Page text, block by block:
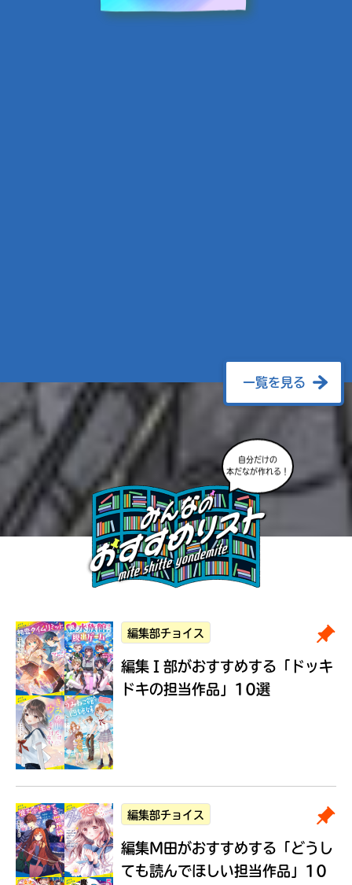
一覧を見る
自分だけの
本だなが作れる！
編集部チョイス
編集Ｉ部がおすすめする 「ドッキ
ドキの担当作品」10選
編集部チョイス
編集M田がおすすめする 「どうし
ても読んでほしい担当作品」10